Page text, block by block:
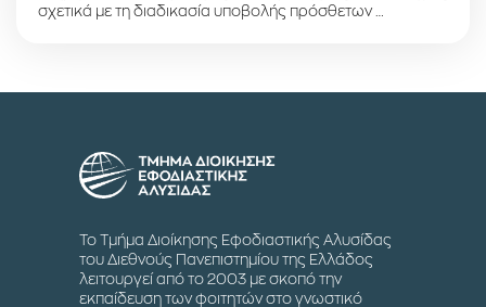
σχετικά με τη διαδικασία υποβολής πρόσθετων …
Το Τμήμα Διοίκησης Εφοδιαστικής Αλυσίδας
του Διεθνούς Πανεπιστημίου της Ελλάδος
λειτουργεί από το 2003 με σκοπό την
εκπαίδευση των φοιτητών στο γνωστικό